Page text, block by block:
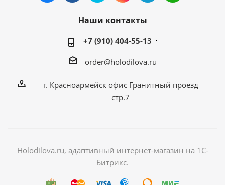
Наши контакты
+7 (910) 404-55-13
order@holodilova.ru
г. Красноармейск офис Гранитный проезд
стр.7
Holodilova.ru, адаптивный интернет-магазин на 1С-
Битрикс.